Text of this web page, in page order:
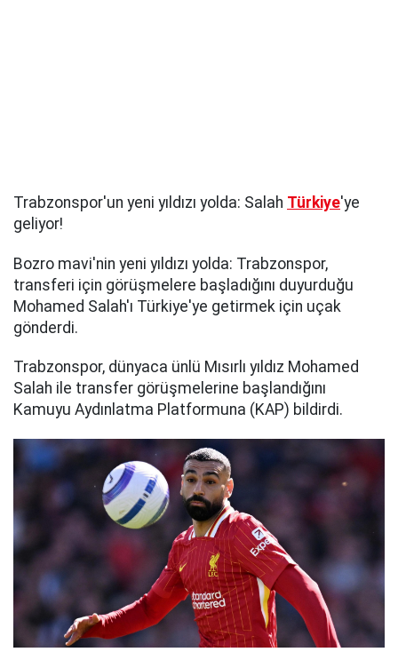
Trabzonspor'un yeni yıldızı yolda: Salah Türkiye'ye
geliyor!
Bozro mavi'nin yeni yıldızı yolda: Trabzonspor,
transferi için görüşmelere başladığını duyurduğu
Mohamed Salah'ı Türkiye'ye getirmek için uçak
gönderdi.
Trabzonspor, dünyaca ünlü Mısırlı yıldız Mohamed
Salah ile transfer görüşmelerine başlandığını
Kamuyu Aydınlatma Platformuna (KAP) bildirdi.